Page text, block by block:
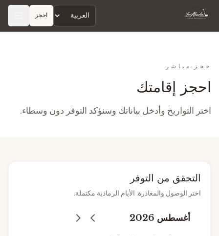
Hostal La Abuela
Idioma احجز
حجز مباشر
احجز إقامتك
اختر التواريخ وأدخل بياناتك وسنؤكد التوفر دون وسطاء.
التحقق من التوفر
اختر الوصول والمغادرة. الأيام الرمادية مكتملة.
أغسطس 2026